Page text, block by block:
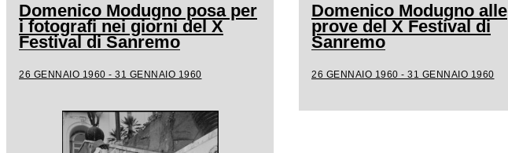
Domenico Modugno posa per
i fotografi nei giorni del X
Festival di Sanremo
26 GENNAIO 1960 - 31 GENNAIO 1960
Domenico Modugno alle
prove del X Festival di
Sanremo
26 GENNAIO 1960 - 31 GENNAIO 1960